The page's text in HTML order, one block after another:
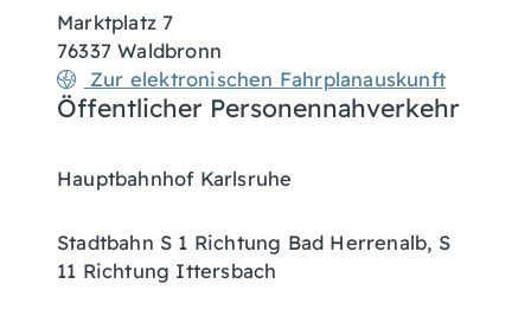
Marktplatz 7
76337 Waldbronn
Zur elektronischen Fahrplanauskunft
Öffentlicher Personennahverkehr
Hauptbahnhof Karlsruhe
Stadtbahn S 1 Richtung Bad Herrenalb, S
11 Richtung Ittersbach